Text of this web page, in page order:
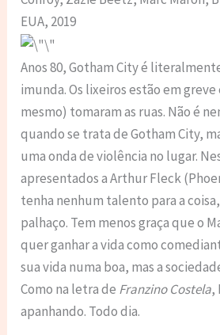
EUA, 2019
Anos 80, Gotham City é
imunda. Os lixeiros estão em greve
mesmo) tomaram as ruas. Não é
quando se trata de Gotham City,
uma onda de violência no lugar.
apresentados a Arthur Fleck
tenha nenhum talento para a
palhaço. Tem menos graça que o
quer ganhar a vida como
sua vida numa boa, mas a
Como na letra de Franzino Costela,
apanhando. Todo dia.